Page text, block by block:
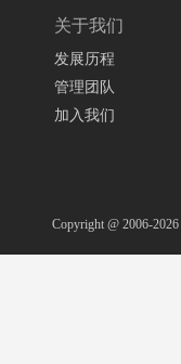
关于我们
发展历程
管理团队
加入我们
Copyright @ 2006-2026